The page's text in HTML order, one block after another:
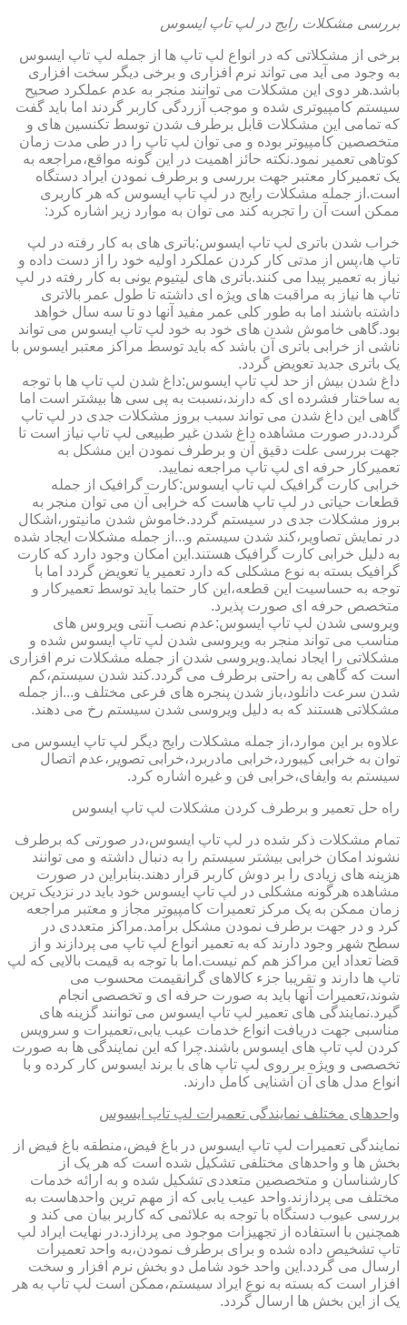
بررسی مشکلات رایج در لپ تاپ ایسوس
برخی از مشکلاتی که در انواع لپ تاپ ها از جمله لپ تاپ ایسوس
به وجود می آید می تواند نرم افزاری و برخی دیگر سخت افزاری
باشد.هر دوی این مشکلات می توانند منجر به عدم عملکرد صحیح
سیستم کامپیوتری شده و موجب آزردگی کاربر گردند اما باید گفت
که تمامی این مشکلات قابل برطرف شدن توسط تکنسین های و
متخصصین کامپیوتر بوده و می توان لپ تاپ را در طی مدت زمان
کوتاهی تعمیر نمود.نکته حائز اهمیت در این گونه مواقع،مراجعه به
یک تعمیرکار معتبر جهت بررسی و برطرف نمودن ایراد دستگاه
است.از جمله مشکلات رایج در لپ تاپ ایسوس که هر کاربری
ممکن است آن را تجربه کند می توان به موارد زیر اشاره کرد:
خراب شدن باتری لپ تاپ ایسوس:باتری های به کار رفته در لپ
تاپ ها،پس از مدتی کار کردن عملکرد اولیه خود را از دست داده و
نیاز به تعمیر پیدا می کنند.باتری های لیتیوم یونی به کار رفته در لپ
تاپ ها نیاز به مراقبت های ویژه ای داشته تا طول عمر بالاتری
داشته باشند اما به طور کلی عمر مفید آنها دو تا سه سال خواهد
بود.گاهی خاموش شدن های خود به خود لپ تاپ ایسوس می تواند
ناشی از خرابی باتری آن باشد که باید توسط مراکز معتبر ایسوس با
یک باتری جدید تعویض گردد.
داغ شدن بیش از حد لپ تاپ ایسوس:داغ شدن لپ تاپ ها با توجه
به ساختار فشرده ای که دارند،نسبت به پی سی ها بیشتر است اما
گاهی این داغ شدن می تواند سبب بروز مشکلات جدی در لپ تاپ
گردد.در صورت مشاهده داغ شدن غیر طبیعی لپ تاپ نیاز است تا
جهت بررسی علت دقیق آن و برطرف نمودن این مشکل به
تعمیرکار حرفه ای لپ تاپ مراجعه نمایید.
خرابی کارت گرافیک لپ تاپ ایسوس:کارت گرافیک از جمله
قطعات حیاتی در لپ تاپ هاست که خرابی آن می توان منجر به
بروز مشکلات جدی در سیستم گردد.خاموش شدن مانیتور،اشکال
در نمایش تصاویر،کند شدن سیستم و...از جمله مشکلات ایجاد شده
به دلیل خرابی کارت گرافیک هستند.این امکان وجود دارد که کارت
گرافیک بسته به نوع مشکلی که دارد تعمیر یا تعویض گردد اما با
توجه به حساسیت این قطعه،این کار حتما باید توسط تعمیرکار و
متخصص حرفه ای صورت پذیرد.
ویروسی شدن لپ تاپ ایسوس:عدم نصب آنتی ویروس های
مناسب می تواند منجر به ویروسی شدن لپ تاپ ایسوس شده و
مشکلاتی را ایجاد نماید.ویروسی شدن از جمله مشکلات نرم افزاری
است که گاهی به راحتی برطرف می گردد.کند شدن سیستم،کم
شدن سرعت دانلود،باز شدن پنجره های فرعی مختلف و...از جمله
مشکلاتی هستند که به دلیل ویروسی شدن سیستم رخ می دهند.
علاوه بر این موارد،از جمله مشکلات رایج دیگر لپ تاپ ایسوس می
توان به خرابی کیبورد،خرابی مادربرد،خرابی تصویر،عدم اتصال
سیستم به وایفای،خرابی فن و غیره اشاره کرد.
راه حل تعمیر و برطرف کردن مشکلات لپ تاپ ایسوس
تمام مشکلات ذکر شده در لپ تاپ ایسوس،در صورتی که برطرف
نشوند امکان خرابی بیشتر سیستم را به دنبال داشته و می توانند
هزینه های زیادی را بر دوش کاربر قرار دهند.بنابراین در صورت
مشاهده هرگونه مشکلی در لپ تاپ ایسوس خود باید در نزدیک ترین
زمان ممکن به یک مرکز تعمیرات کامپیوتر مجاز و معتبر مراجعه
کرد و در جهت برطرف نمودن مشکل برآمد.مراکز متعددی در
سطح شهر وجود دارند که به تعمیر انواع لپ تاپ می پردازند و از
قضا تعداد این مراکز هم کم نیست.اما با توجه به قیمت بالایی که لپ
تاپ ها دارند و تقریبا جزء کالاهای گرانقیمت محسوب می
شوند،تعمیرات آنها باید به صورت حرفه ای و تخصصی انجام
گیرد.نمایندگی های تعمیر لپ تاپ ایسوس می توانند گزینه های
مناسبی جهت دریافت انواع خدمات عیب یابی،تعمیرات و سرویس
کردن لپ تاپ های ایسوس باشند.چرا که این نمایندگی ها به صورت
تخصصی و ویژه بر روی لپ تاپ های با برند ایسوس کار کرده و با
انواع مدل های آن آشنایی کامل دارند.
واحدهای مختلف نمایندگی تعمیرات لپ تاپ ایسوس
نمایندگی تعمیرات لپ تاپ ایسوس در باغ فیض،منطقه باغ فیض از
بخش ها و واحدهای مختلفی تشکیل شده است که هر یک از
کارشناسان و متخصصین متعددی تشکیل شده و به ارائه خدمات
مختلف می پردازند.واحد عیب یابی که از مهم ترین واحدهاست به
بررسی عیوب دستگاه با توجه به علائمی که کاربر بیان می کند و
همچنین با استفاده از تجهیزات موجود می پردازد.در نهایت ایراد لپ
تاپ تشخیص داده شده و برای برطرف نمودن،به واحد تعمیرات
ارسال می گردد.این واحد خود شامل دو بخش نرم افزار و سخت
افزار است که بسته به نوع ایراد سیستم،ممکن است لپ تاپ به هر
یک از این بخش ها ارسال گردد.